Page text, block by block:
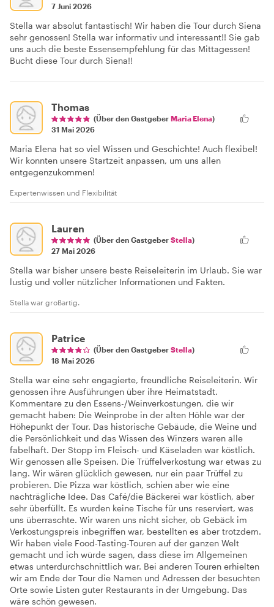
7 Juni 2026
Stella war absolut fantastisch! Wir haben die Tour durch Siena
sehr genossen! Stella war informativ und interessant!! Sie gab
uns auch die beste Essensempfehlung für das Mittagessen!
Bucht diese Tour durch Siena!!
Thomas
(Über den Gastgeber Maria Elena)
31 Mai 2026
Maria Elena hat so viel Wissen und Geschichte! Auch flexibel!
Wir konnten unsere Startzeit anpassen, um uns allen
entgegenzukommen!
Expertenwissen und Flexibilität
Lauren
(Über den Gastgeber Stella)
27 Mai 2026
Stella war bisher unsere beste Reiseleiterin im Urlaub. Sie war
lustig und voller nützlicher Informationen und Fakten.
Stella war großartig.
Patrice
(Über den Gastgeber Stella)
18 Mai 2026
Stella war eine sehr engagierte, freundliche Reiseleiterin. Wir
genossen ihre Ausführungen über ihre Heimatstadt.
Kommentare zu den Essens-/Weinverkostungen, die wir
gemacht haben: Die Weinprobe in der alten Höhle war der
Höhepunkt der Tour. Das historische Gebäude, die Weine und
die Persönlichkeit und das Wissen des Winzers waren alle
fabelhaft. Der Stopp im Fleisch- und Käseladen war köstlich.
Wir genossen alle Speisen. Die Trüffelverkostung war etwas zu
lang. Wir wären glücklich gewesen, nur ein paar Trüffel zu
probieren. Die Pizza war köstlich, schien aber wie eine
nachträgliche Idee. Das Café/die Bäckerei war köstlich, aber
sehr überfüllt. Es wurden keine Tische für uns reserviert, was
uns überraschte. Wir waren uns nicht sicher, ob Gebäck im
Verkostungspreis inbegriffen war, bestellten es aber trotzdem.
Wir haben viele Food-Tasting-Touren auf der ganzen Welt
gemacht und ich würde sagen, dass diese im Allgemeinen
etwas unterdurchschnittlich war. Bei anderen Touren erhielten
wir am Ende der Tour die Namen und Adressen der besuchten
Orte sowie Listen guter Restaurants in der Umgebung. Das
wäre schön gewesen.